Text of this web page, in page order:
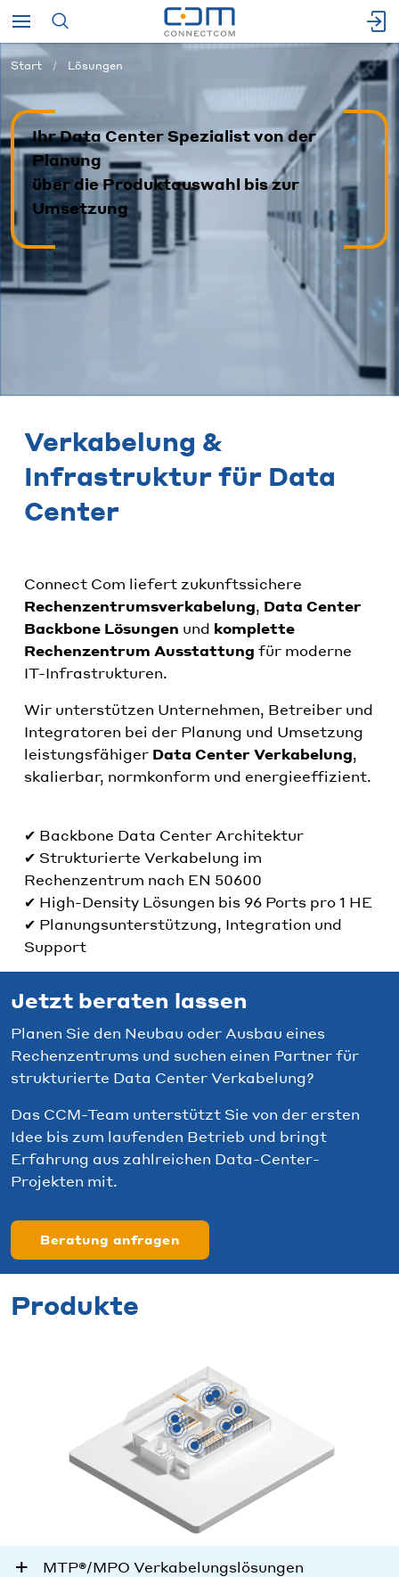
Start Lösungen
Ihr Data Center Spezialist von der
Planung
über die Produktauswahl bis zur
Umsetzung
Verkabelung &
Infrastruktur für Data
Center
Connect Com liefert zukunftssichere
Rechenzentrumsverkabelung, Data Center
Backbone Lösungen und komplette
Rechenzentrum Ausstattung für moderne
IT-Infrastrukturen.
Wir unterstützen Unternehmen, Betreiber und
Integratoren bei der Planung und Umsetzung
leistungsfähiger Data Center Verkabelung,
skalierbar, normkonform und energieeffizient.
✔ Backbone Data Center Architektur
✔ Strukturierte Verkabelung im
Rechenzentrum nach EN 50600
✔ High-Density Lösungen bis 96 Ports pro 1 HE
✔ Planungsunterstützung, Integration und
Support
Jetzt beraten lassen
Planen Sie den Neubau oder Ausbau eines
Rechenzentrums und suchen einen Partner für
strukturierte Data Center Verkabelung?
Das CCM-Team unterstützt Sie von der ersten
Idee bis zum laufenden Betrieb und bringt
Erfahrung aus zahlreichen Data-Center-
Projekten mit.
Beratung anfragen
Produkte
MTP®/MPO Verkabelungslösungen